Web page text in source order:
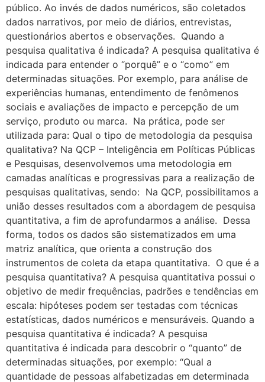
público. Ao invés de dados numéricos, são coletados
dados narrativos, por meio de diários, entrevistas,
questionários abertos e observações. Quando a
pesquisa qualitativa é indicada? A pesquisa qualitativa é
indicada para entender o “porquê” e o “como” em
determinadas situações. Por exemplo, para análise de
experiências humanas, entendimento de fenômenos
sociais e avaliações de impacto e percepção de um
serviço, produto ou marca. Na prática, pode ser
utilizada para: Qual o tipo de metodologia da pesquisa
qualitativa? Na QCP – Inteligência em Políticas Públicas
e Pesquisas, desenvolvemos uma metodologia em
camadas analíticas e progressivas para a realização de
pesquisas qualitativas, sendo: Na QCP, possibilitamos a
união desses resultados com a abordagem de pesquisa
quantitativa, a fim de aprofundarmos a análise. Dessa
forma, todos os dados são sistematizados em uma
matriz analítica, que orienta a construção dos
instrumentos de coleta da etapa quantitativa. O que é a
pesquisa quantitativa? A pesquisa quantitativa possui o
objetivo de medir frequências, padrões e tendências em
escala: hipóteses podem ser testadas com técnicas
estatísticas, dados numéricos e mensuráveis. Quando a
pesquisa quantitativa é indicada? A pesquisa
quantitativa é indicada para descobrir o “quanto” de
determinadas situações, por exemplo: “Qual a
quantidade de pessoas alfabetizadas em determinada